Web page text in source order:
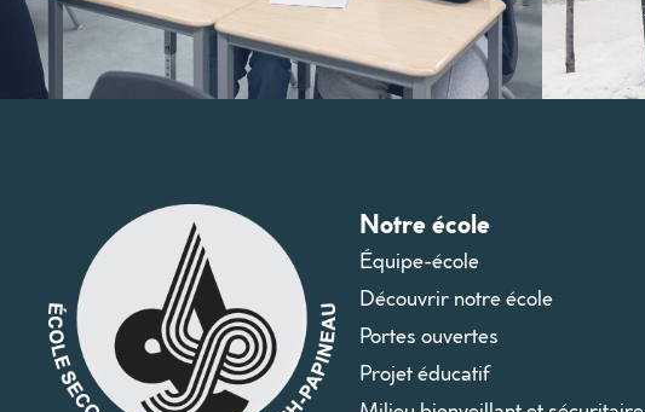
Notre école
Équipe-école
Découvrir notre école
Portes ouvertes
Projet éducatif